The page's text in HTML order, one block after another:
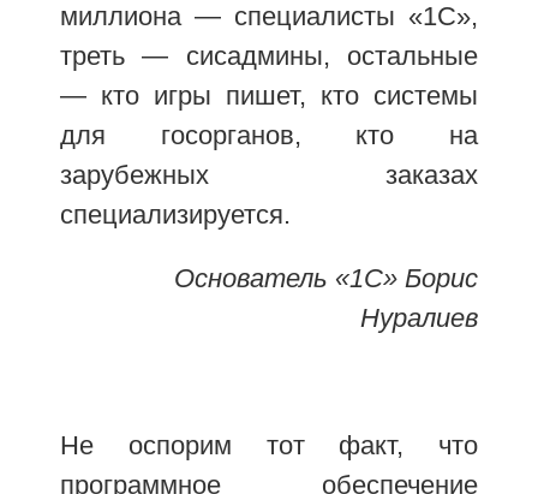
миллиона — специалисты «1С»,
треть — сисадмины, остальные
— кто игры пишет, кто системы
для госорганов, кто на
зарубежных заказах
специализируется.
Основатель «1С» Борис
Нуралиев
Не оспорим тот факт, что
программное обеспечение